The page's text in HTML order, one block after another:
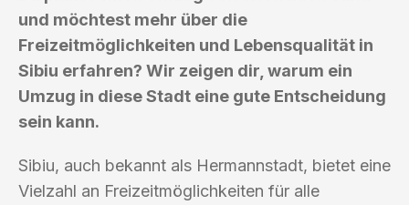
und möchtest mehr über die
Freizeitmöglichkeiten und Lebensqualität in
Sibiu erfahren? Wir zeigen dir, warum ein
Umzug in diese Stadt eine gute Entscheidung
sein kann.
Sibiu, auch bekannt als Hermannstadt, bietet eine
Vielzahl an Freizeitmöglichkeiten für alle